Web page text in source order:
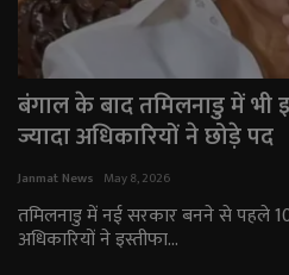
टेक्नोलॉजी
ई-पेपर
Language
बंगाल के बाद तमिलनाडु में भी
ज्यादा अधिकारियों ने छोड़े पद
Janmat News May 8, 2026
तमिलनाडु में नई सरकार बनने से पहले
अधिकारियों ने इस्तीफा...